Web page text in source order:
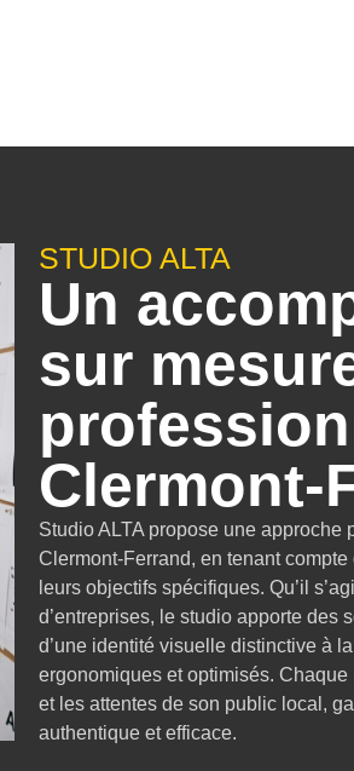
STUDIO ALTA
Un
sur
Clermont-
Studio ALTA propose une
Clermont-Ferrand, en tenant
leurs objectifs spécifiques. Qu’il
d’entreprises, le studio apporte des
d’une identité visuelle distinctive à
ergonomiques et optimisés.
et les attentes de son public local,
authentique et efficace.